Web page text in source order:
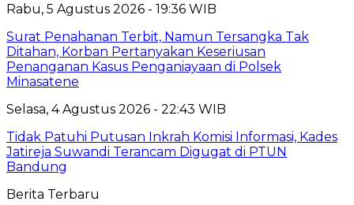
Rabu, 5 Agustus 2026 - 19:36 WIB
Surat Penahanan Terbit, Namun Tersangka Tak
Ditahan, Korban Pertanyakan Keseriusan
Penanganan Kasus Penganiayaan di Polsek
Minasatene
Selasa, 4 Agustus 2026 - 22:43 WIB
Tidak Patuhi Putusan Inkrah Komisi Informasi, Kades
Jatireja Suwandi Terancam Digugat di PTUN
Bandung
Berita Terbaru